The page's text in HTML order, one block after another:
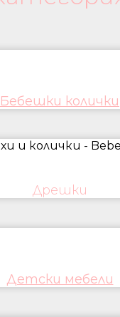
Бебешки колички
Дрешки
Детски мебели